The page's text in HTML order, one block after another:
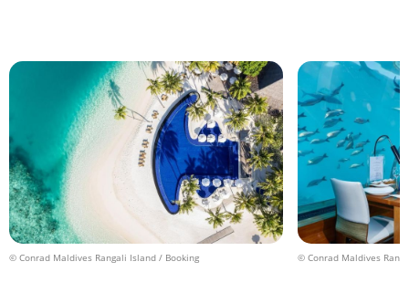
© Conrad Maldives Rangali Island / Booking © Conrad Maldives